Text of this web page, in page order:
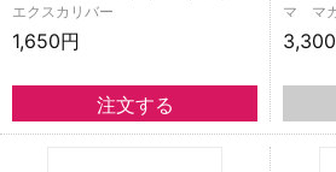
エクスカリバー
1,650円
マ マ